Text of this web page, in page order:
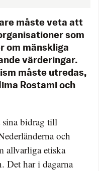
måste veta att
som
om mänskliga
värderingar.
måste utredas,
Rostami och
sina bidrag till
och
allvarliga etiska
Det har i dagarna